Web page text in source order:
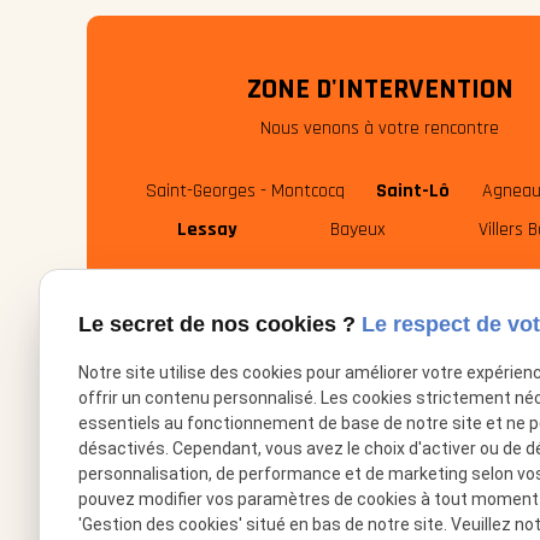
ZONE D'INTERVENTION
Nous venons à votre rencontre
Saint-Georges - Montcocq Saint-Lô
Lessay
Bayeux Villers
phone 02.49.88.35.62
Le secret de nos cookies ? Le respect de
Notre site utilise des cookies pour améliorer votre
offrir un contenu personnalisé. Les cookies strictement
essentiels au fonctionnement de base de notre site et ne
désactivés. Cependant, vous avez le choix d'activer ou de
personnalisation, de performance et de marketing selon
pouvez modifier vos paramètres de cookies à tout
'Gestion des cookies' situé en bas de notre site. Veuillez